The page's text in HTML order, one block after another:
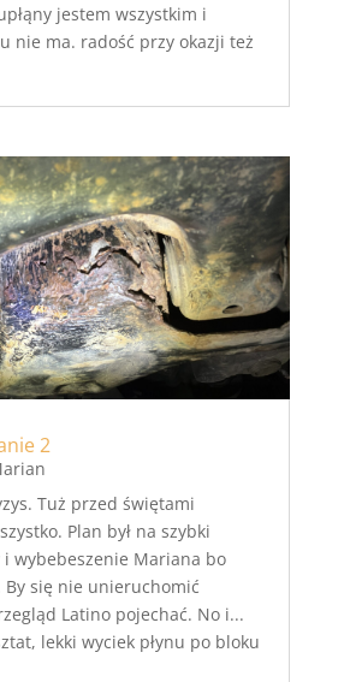
jestem wszystkim i
nie ma. radość przy okazji też
2
Tuż przed świętami
Plan był na szybki
wybebeszenie Mariana bo
By się nie unieruchomić
Latino pojechać. No i...
lekki wyciek płynu po bloku